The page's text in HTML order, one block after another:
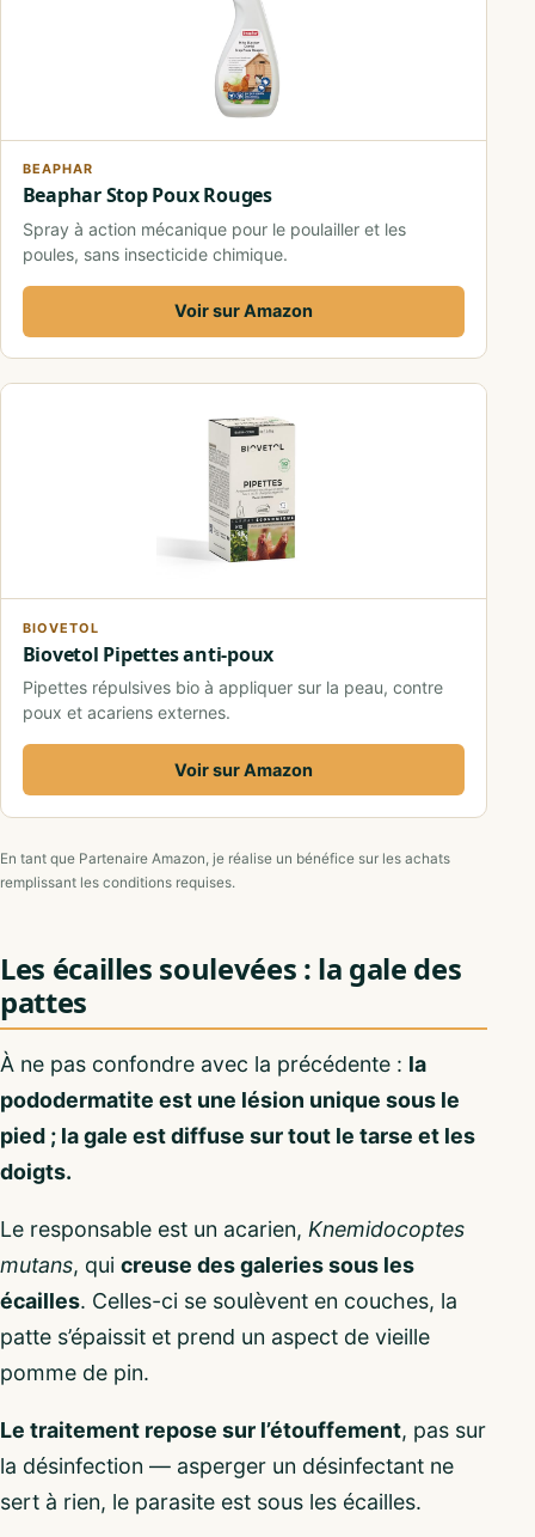
BEAPHAR
Beaphar Stop Poux Rouges
Spray à action mécanique pour le poulailler et les
poules, sans insecticide chimique.
Voir sur Amazon
BIOVETOL
Biovetol Pipettes anti-poux
Pipettes répulsives bio à appliquer sur la peau, contre
poux et acariens externes.
Voir sur Amazon
En tant que Partenaire Amazon, je réalise un bénéfice sur les achats
remplissant les conditions requises.
Les écailles soulevées : la gale des
pattes
À ne pas confondre avec la précédente : la
pododermatite est une lésion unique sous le
pied ; la gale est diffuse sur tout le tarse et les
doigts.
Le responsable est un acarien, Knemidocoptes
mutans, qui creuse des galeries sous les
écailles. Celles-ci se soulèvent en couches, la
patte s’épaissit et prend un aspect de vieille
pomme de pin.
Le traitement repose sur l’étouffement, pas sur
la désinfection — asperger un désinfectant ne
sert à rien, le parasite est sous les écailles.